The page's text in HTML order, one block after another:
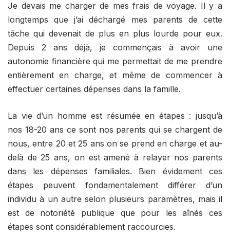
Je devais me charger de mes frais de voyage. Il y a
longtemps que j’ai déchargé mes parents de cette
tâche qui devenait de plus en plus lourde pour eux.
Depuis 2 ans déjà, je commençais à avoir une
autonomie financière qui me permettait de me prendre
entièrement en charge, et même de commencer à
effectuer certaines dépenses dans la famille.
La vie d’un homme est résumée en étapes : jusqu’à
nos 18-20 ans ce sont nos parents qui se chargent de
nous, entre 20 et 25 ans on se prend en charge et au-
delà de 25 ans, on est amené à relayer nos parents
dans les dépenses familiales. Bien évidement ces
étapes peuvent fondamentalement différer d’un
individu à un autre selon plusieurs paramètres, mais il
est de notoriété publique que pour les aînés ces
étapes sont considérablement raccourcies.